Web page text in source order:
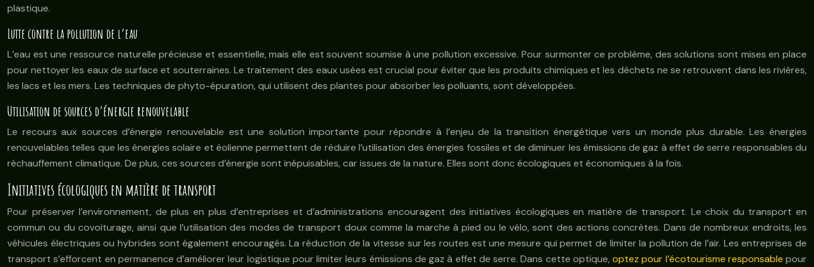
plastique.
Lutte contre la pollution de l’eau
L’eau est une ressource naturelle précieuse et essentielle, mais elle est souvent soumise à une pollution excessive. Pour surmonter ce problème, des solutions sont mises en place
pour nettoyer les eaux de surface et souterraines. Le traitement des eaux usées est crucial pour éviter que les produits chimiques et les déchets ne se retrouvent dans les rivières,
les lacs et les mers. Les techniques de phyto-épuration, qui utilisent des plantes pour absorber les polluants, sont développées.
Utilisation de sources d’énergie renouvelable
Le recours aux sources d’énergie renouvelable est une solution importante pour répondre à l’enjeu de la transition énergétique vers un monde plus durable. Les énergies
renouvelables telles que les énergies solaire et éolienne permettent de réduire l’utilisation des énergies fossiles et de diminuer les émissions de gaz à effet de serre responsables du
réchauffement climatique. De plus, ces sources d’énergie sont inépuisables, car issues de la nature. Elles sont donc écologiques et économiques à la fois.
Initiatives écologiques en matière de transport
Pour préserver l’environnement, de plus en plus d’entreprises et d’administrations encouragent des initiatives écologiques en matière de transport. Le choix du transport en
commun ou du covoiturage, ainsi que l’utilisation des modes de transport doux comme la marche à pied ou le vélo, sont des actions concrètes. Dans de nombreux endroits, les
véhicules électriques ou hybrides sont également encouragés. La réduction de la vitesse sur les routes est une mesure qui permet de limiter la pollution de l’air. Les entreprises de
transport s’efforcent en permanence d’améliorer leur logistique pour limiter leurs émissions de gaz à effet de serre. Dans cette optique,optez pour l’écotourisme responsable pour